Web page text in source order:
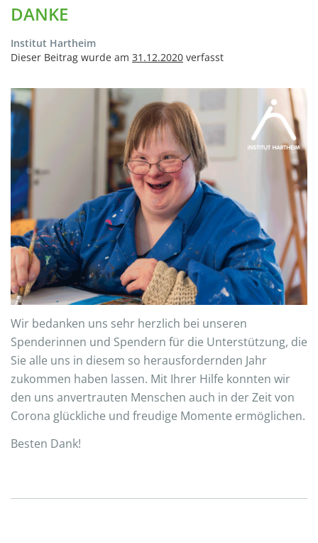
DANKE
Institut Hartheim
Dieser Beitrag wurde am 31.12.2020 verfasst
Wir bedanken uns sehr herzlich bei unseren
Spenderinnen und Spendern für die Unterstützung, die
Sie alle uns in diesem so herausfordernden Jahr
zukommen haben lassen. Mit Ihrer Hilfe konnten wir
den uns anvertrauten Menschen auch in der Zeit von
Corona glückliche und freudige Momente ermöglichen.
Besten Dank!